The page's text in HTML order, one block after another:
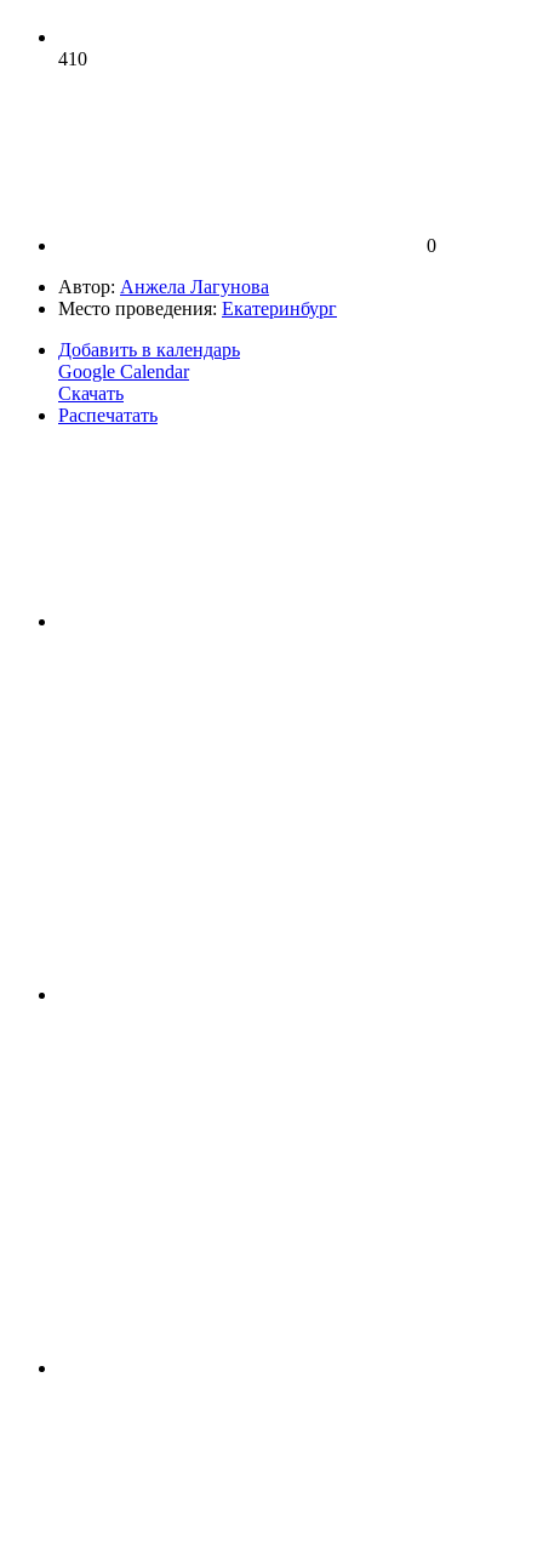
410
0
Автор: Анжела Лагунова
Место проведения: Екатеринбург
Добавить в календарь
Google Calendar
Скачать
Распечатать